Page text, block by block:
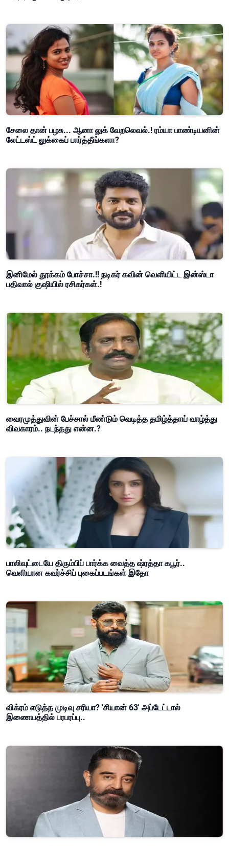
சேலை தான் பழசு... ஆனா லுக் வேறலெவல்.! ரம்யா பாண்டியனின்
லேட்டஸ்ட் லுக்கைப் பார்த்தீங்களா?
இனிமேல் தூக்கம் போச்சா.!! நடிகர் கவின் வெளியிட்ட இன்ஸ்டா
பதிவால் குஷியில் ரசிகர்கள்.!
வைரமுத்துவின் பேச்சால் மீண்டும் வெடித்த தமிழ்த்தாய் வாழ்த்து
விவகாரம்.. நடந்தது என்ன.?
பாலிவுட்டையே திரும்பிப் பார்க்க வைத்த ஷ்ரத்தா கபூர்..
வெளியான கவர்ச்சிப் புகைப்படங்கள் இதோ
விக்ரம் எடுத்த முடிவு சரியா? 'சியான் 63' அப்டேட்டால்
இணையத்தில் பரபரப்பு..